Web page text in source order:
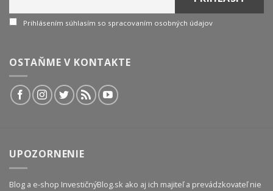
Prihlásením súhlasím so spracovaním osobných údajov
OSTAŇME V KONTAKTE
UPOZORNENIE
Blog a e-shop InvestičnýBlog.sk ako aj ich majiteľ a prevádzkovateľ nie